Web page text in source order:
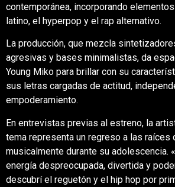
contemporánea, incorporando
latino, el hyperpop y el rap alternativo.
La producción, que mezcla
agresivas y bases minimalistas, da
Young Miko para brillar con su
sus letras cargadas de actitud,
empoderamiento.
En entrevistas previas al estreno, la
tema representa un regreso a las raíces
musicalmente durante su adolescencia.
energía despreocupada, divertida y
descubrí el reguetón y el hip hop por